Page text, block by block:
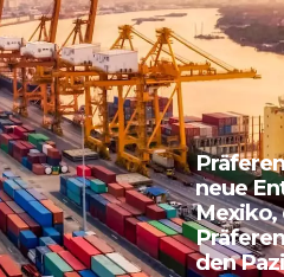
ÜBER
BEI
UND
neue
Mexiko,
den